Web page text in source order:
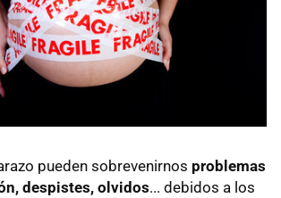
pueden sobrevenirnos problemas
despistes, olvidos... debidos a los